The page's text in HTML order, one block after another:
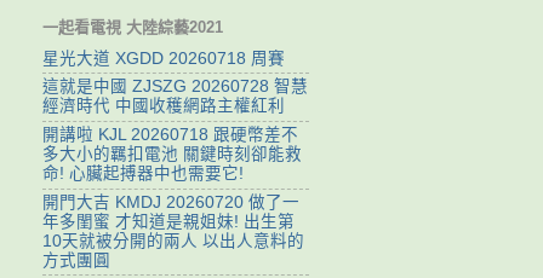
一起看電視 大陸綜藝2021
星光大道 XGDD 20260718 周賽
這就是中國 ZJSZG 20260728 智慧
經濟時代 中國收穫網路主權紅利
開講啦 KJL 20260718 跟硬幣差不
多大小的羈扣電池 關鍵時刻卻能救
命! 心臟起搏器中也需要它!
開門大吉 KMDJ 20260720 做了一
年多閨蜜 才知道是親姐妹! 出生第
10天就被分開的兩人 以出人意料的
方式團圓